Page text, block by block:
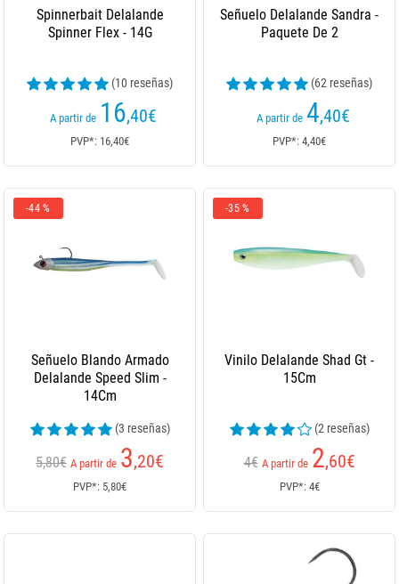
Spinnerbait Delalande
Spinner Flex - 14G
(10 reseñas)
A partir de 16,40€
PVP*: 16,40€
Señuelo Delalande Sandra -
Paquete De 2
(62 reseñas)
A partir de 4,40€
PVP*: 4,40€
-44 %
Señuelo Blando Armado
Delalande Speed Slim -
14Cm
(3 reseñas)
5,80€ A partir de 3,20€
PVP*: 5,80€
-35 %
Vinilo Delalande Shad Gt -
15Cm
(2 reseñas)
4€ A partir de 2,60€
PVP*: 4€